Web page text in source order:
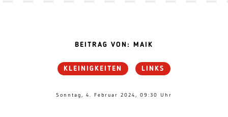
BEITRAG VON: MAIK
KLEINIGKEITEN LINKS
Sonntag, 4. Februar 2024, 09:30 Uhr